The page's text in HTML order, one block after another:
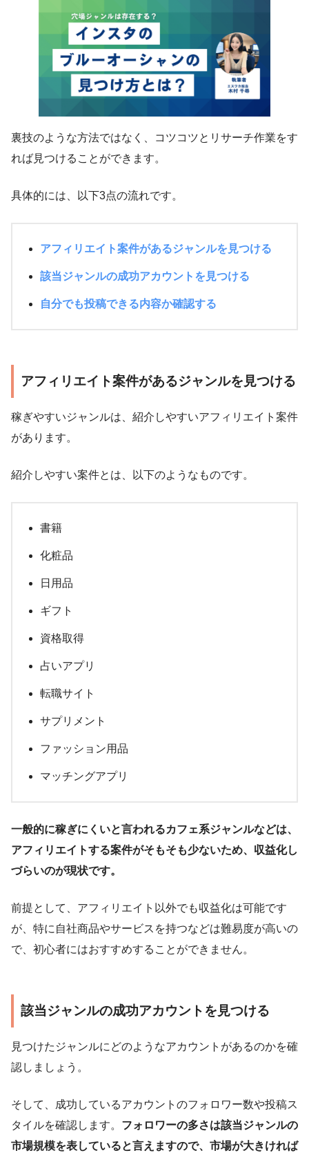
裏技のような方法ではなく、コツコツとリサーチ作業をす
れば見つけることができます。
具体的には、以下3点の流れです。
アフィリエイト案件があるジャンルを見つける
該当ジャンルの成功アカウントを見つける
自分でも投稿できる内容か確認する
アフィリエイト案件があるジャンルを見つける
稼ぎやすいジャンルは、紹介しやすいアフィリエイト案件
があります。
紹介しやすい案件とは、以下のようなものです。
書籍
化粧品
日用品
ギフト
資格取得
占いアプリ
転職サイト
サプリメント
ファッション用品
マッチングアプリ
一般的に稼ぎにくいと言われるカフェ系ジャンルなどは、
アフィリエイトする案件がそもそも少ないため、収益化し
づらいのが現状です。
前提として、アフィリエイト以外でも収益化は可能です
が、特に自社商品やサービスを持つなどは難易度が高いの
で、初心者にはおすすめすることができません。
該当ジャンルの成功アカウントを見つける
見つけたジャンルにどのようなアカウントがあるのかを確
認しましょう。
そして、成功しているアカウントのフォロワー数や投稿ス
タイルを確認します。 フォロワーの多さは該当ジャンルの
市場規模を表していると言えますので、市場が大きければ